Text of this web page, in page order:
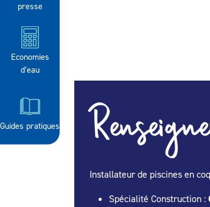
presse
Economies
d’eau
Guides pratiques
Installateur de piscines en
Spécialité Construction :